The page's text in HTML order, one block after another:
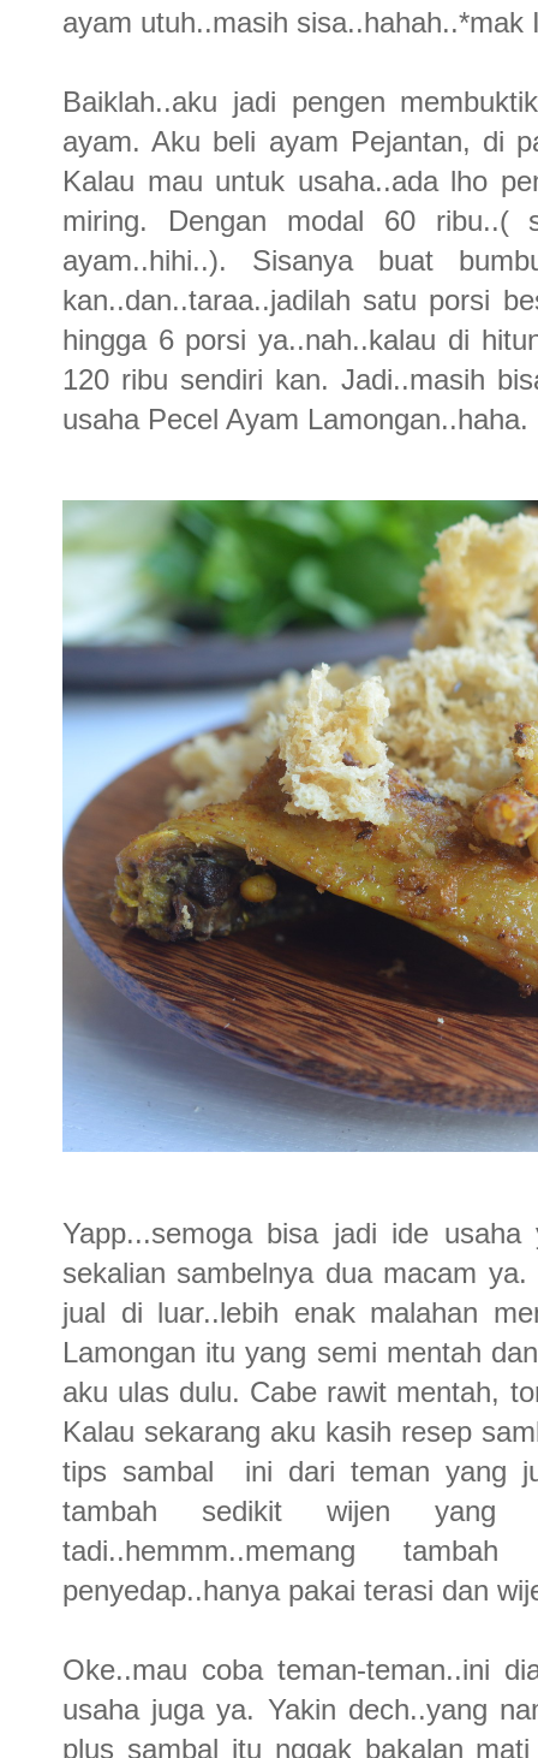
ayam utuh..masih sisa..hahah..*mak
Baiklah..aku jadi pengen
ayam. Aku beli ayam Pejantan, di
Kalau mau untuk usaha..ada lho
miring. Dengan modal 60 ribu..(
ayam..hihi..). Sisanya buat
kan..dan..taraa..jadilah satu porsi
hingga 6 porsi ya..nah..kalau di
120 ribu sendiri kan. Jadi..masih
usaha Pecel Ayam Lamongan..haha.
Yapp...semoga bisa jadi ide
sekalian sambelnya dua macam
jual di luar..lebih enak malahan
Lamongan itu yang semi mentah
aku ulas dulu. Cabe rawit mentah,
Kalau sekarang aku kasih resep
tips sambal ini dari teman yang
tambah sedikit wijen
tadi..hemmm..memang
penyedap..hanya pakai terasi dan
Oke..mau coba teman-teman..ini
usaha juga ya. Yakin dech..yang
plus sambal itu nggak bakalan